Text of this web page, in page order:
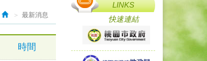
最新消息
時間
LINKS
快速連結